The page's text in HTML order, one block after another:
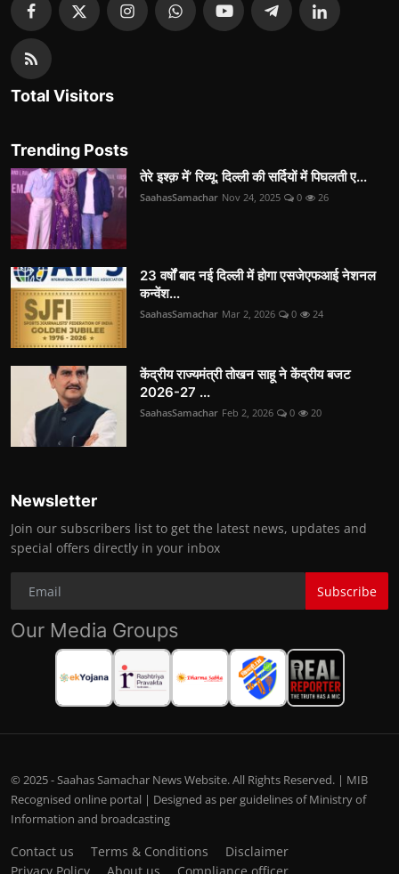
Total Visitors
Trending Posts
तेरे इश्क़ में’ रिव्यू: दिल्ली की सर्दियों में पिघलती ए...
SaahasSamachar Nov 24, 2025 0 26
23 वर्षों बाद नई दिल्ली में होगा एसजेएफआई नेशनल
कन्वेंश...
SaahasSamachar Mar 2, 2026 0 24
केंद्रीय राज्यमंत्री तोखन साहू ने केंद्रीय बजट
2026-27 ...
SaahasSamachar Feb 2, 2026 0 20
Newsletter
Join our subscribers list to get the latest news, updates and
special offers directly in your inbox
Subscribe
Our Media Groups
© 2025 - Saahas Samachar News Website. All Rights Reserved. | MIB
Recognised online portal | Designed as per guidelines of Ministry of
Information and broadcasting
Contact us Terms & Conditions
Disclaimer